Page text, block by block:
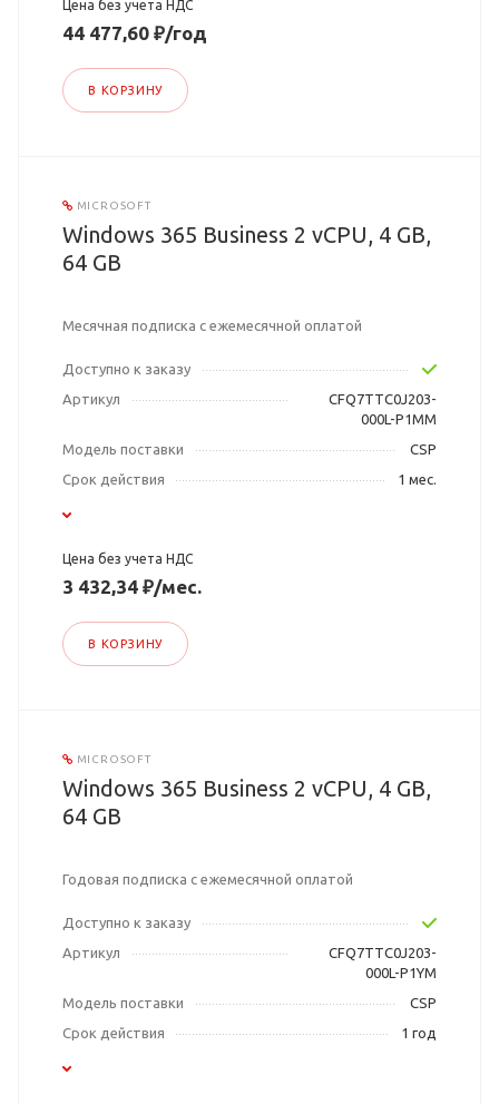
Цена без учета НДС
44 477,60 ₽/год
В КОРЗИНУ
MICROSOFT
Windows 365 Business 2 vCPU, 4 GB,
64 GB
Месячная подписка с ежемесячной оплатой
Доступно к заказу
Артикул
CFQ7TTC0J203-
000L-P1MM
Модель поставки
CSP
Срок действия
1 мес.
Цена без учета НДС
3 432,34 ₽/мес.
В КОРЗИНУ
MICROSOFT
Windows 365 Business 2 vCPU, 4 GB,
64 GB
Годовая подписка с ежемесячной оплатой
Доступно к заказу
Артикул
CFQ7TTC0J203-
000L-P1YM
Модель поставки
CSP
Срок действия
1 год